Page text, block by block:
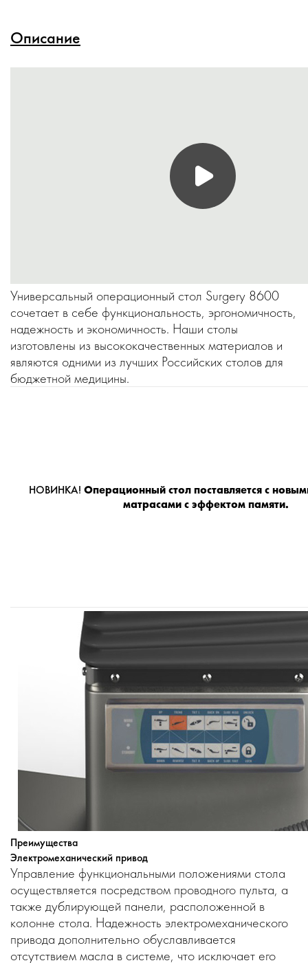
Описание
Универсальный операционный стол Surgery 8600
сочетает в себе функциональность, эргономичность,
надежность и экономичность. Наши столы
изготовлены из высококачественных материалов и
являются одними из лучших Российских столов для
бюджетной медицины.
НОВИНКА! Операционный стол поставляется с
матрасами с эффектом памяти.
Преимущества
Электромеханический привод
Управление функциональными положениями стола
осуществляется посредством проводного пульта, а
также дублирующей панели, расположенной в
колонне стола. Надежность электромеханического
привода дополнительно обуславливается
отсутствием масла в системе, что исключает его